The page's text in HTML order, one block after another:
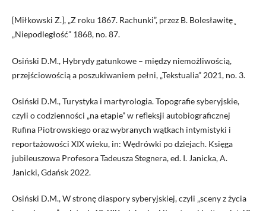
[Miłkowski Z.], „Z roku 1867. Rachunki”, przez B. Bolesławitę ̧
„Niepodległość” 1868, no. 87.
Osiński D.M., Hybrydy gatunkowe – między niemożliwością,
przejściowością a poszukiwaniem pełni, „Tekstualia” 2021, no. 3.
Osiński D.M., Turystyka i martyrologia. Topografie syberyjskie,
czyli o codzienności „na etapie” w refleksji autobiograficznej
Rufina Piotrowskiego oraz wybranych wątkach intymistyki i
reportażowości XIX wieku, in: Wędrówki po dziejach. Księga
jubileuszowa Profesora Tadeusza Stegnera, ed. I. Janicka, A.
Janicki, Gdańsk 2022.
Osiński D.M., W stronę diaspory syberyjskiej, czyli „sceny z życia